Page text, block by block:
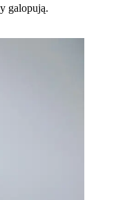
galopują.